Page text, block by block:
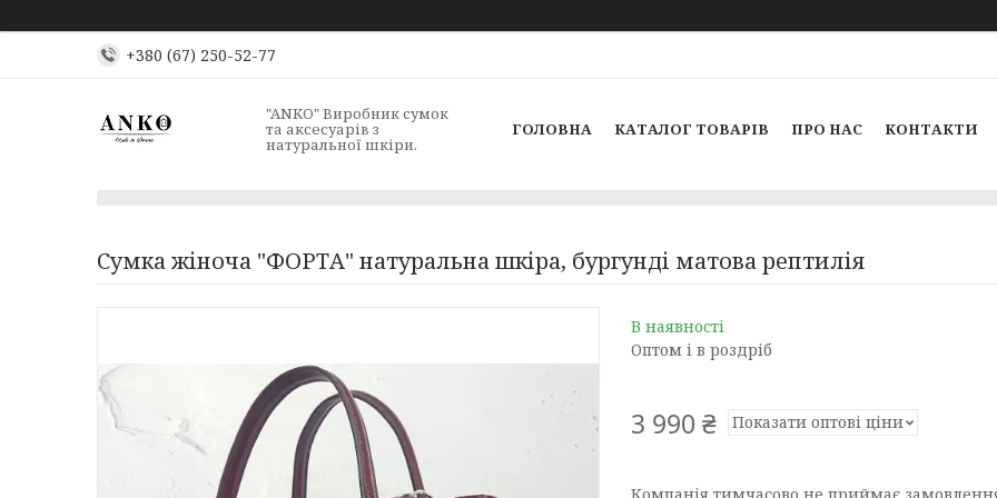
+380 (67) 250-52-77
"ANKO" Виробник сумок
та аксесуарів з
натуральної шкіри.
ГОЛОВНА КАТАЛОГ ТОВАРІВ ПРО НАС КОНТАКТИ
Сумка жіноча "ФОРТА" натуральна шкіра, бургунді матова рептилія
В наявності
Оптом і в роздріб
3 990 ₴ Показати оптові ціни